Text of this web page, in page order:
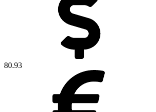
80.93